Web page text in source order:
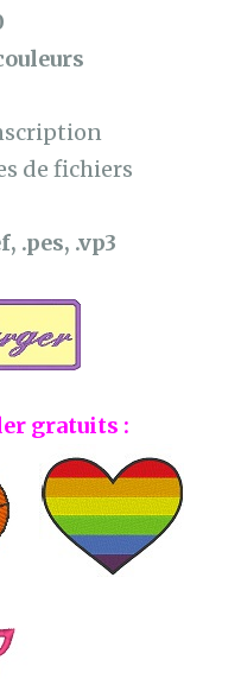
de fichiers
.pes, .vp3
gratuits :